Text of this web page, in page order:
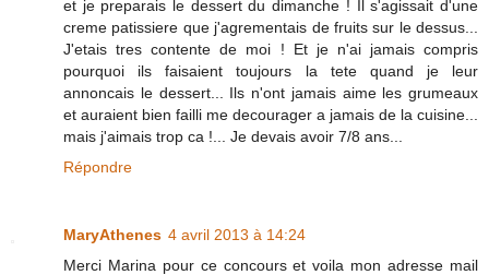
et je preparais le dessert du dimanche ! Il s'agissait d'une
creme patissiere que j'agrementais de fruits sur le dessus...
J'etais tres contente de moi ! Et je n'ai jamais compris
pourquoi ils faisaient toujours la tete quand je leur
annoncais le dessert... Ils n'ont jamais aime les grumeaux
et auraient bien failli me decourager a jamais de la cuisine...
mais j'aimais trop ca !... Je devais avoir 7/8 ans...
Répondre
MaryAthenes 4 avril 2013 à 14:24
Merci Marina pour ce concours et voila mon adresse mail